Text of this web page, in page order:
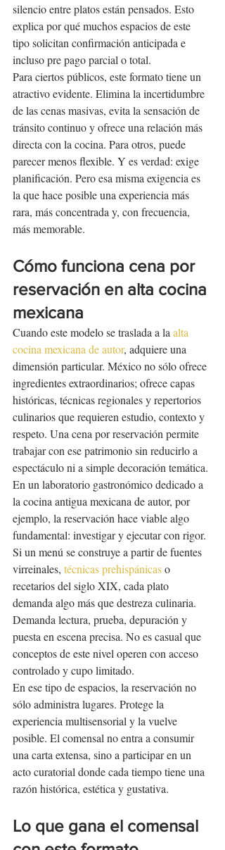
silencio entre platos están pensados. Esto
explica por qué muchos espacios de este
tipo solicitan confirmación anticipada e
incluso pre pago parcial o total.
Para ciertos públicos, este formato tiene un
atractivo evidente. Elimina la incertidumbre
de las cenas masivas, evita la sensación de
tránsito continuo y ofrece una relación más
directa con la cocina. Para otros, puede
parecer menos flexible. Y es verdad: exige
planificación. Pero esa misma exigencia es
la que hace posible una experiencia más
rara, más concentrada y, con frecuencia,
más memorable.
Cómo funciona cena por
reservación en alta cocina
mexicana
Cuando este modelo se traslada a la alta
cocina mexicana de autor, adquiere una
dimensión particular. México no sólo ofrece
ingredientes extraordinarios; ofrece capas
históricas, técnicas regionales y repertorios
culinarios que requieren estudio, contexto y
respeto. Una cena por reservación permite
trabajar con ese patrimonio sin reducirlo a
espectáculo ni a simple decoración temática.
En un laboratorio gastronómico dedicado a
la cocina antigua mexicana de autor, por
ejemplo, la reservación hace viable algo
fundamental: investigar y ejecutar con rigor.
Si un menú se construye a partir de fuentes
virreinales, técnicas prehispánicas o
recetarios del siglo XIX, cada plato
demanda algo más que destreza culinaria.
Demanda lectura, prueba, depuración y
puesta en escena precisa. No es casual que
conceptos de este nivel operen con acceso
controlado y cupo limitado.
En ese tipo de espacios, la reservación no
sólo administra lugares. Protege la
experiencia multisensorial y la vuelve
posible. El comensal no entra a consumir
una carta extensa, sino a participar en un
acto curatorial donde cada tiempo tiene una
razón histórica, estética y gustativa.
Lo que gana el comensal